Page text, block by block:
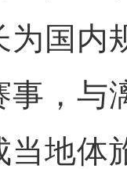
为国内
事，与
当地体